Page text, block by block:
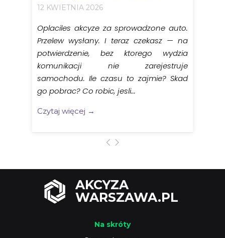
AKCYZA
WARSZAWA.PL
Na skróty
12 KWIETNIA 2026
Oplaciles akcyze za sprowadzone auto.
Przelew wysłany. I teraz czekasz — na
potwierdzenie, bez ktorego wydzia
komunikacji nie zarejestruje
samochodu. Ile czasu to zajmie? Skad
go pobrac? Co robic, jesli...
Czytaj więcej →